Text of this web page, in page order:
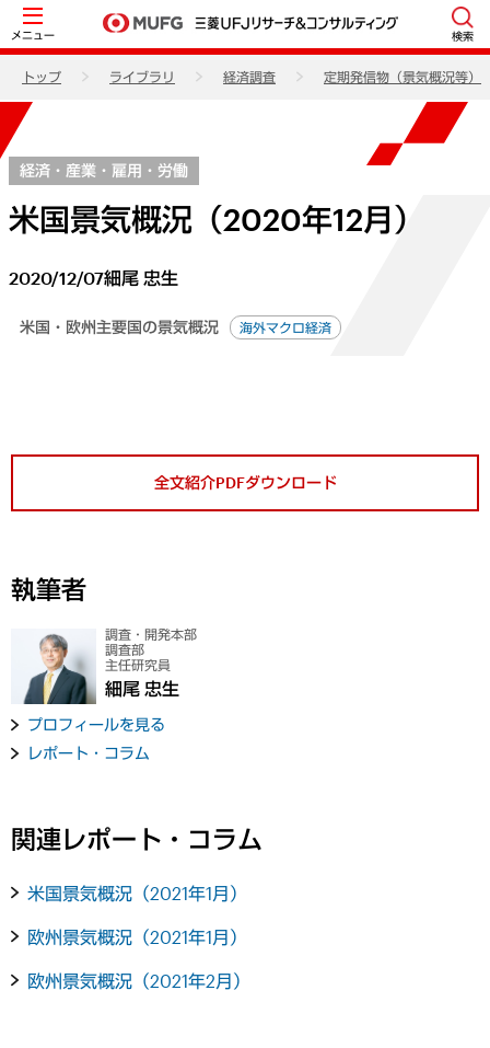
メニュー 検索
トップ ライブラリ 経済調査 定期発信物（景気概況等）
経済・産業・雇用・労働
米国景気概況（2020年12月）
2020/12/07細尾 忠生
米国・欧州主要国の景気概況 海外マクロ経済
全文紹介PDFダウンロード
執筆者
調査・開発本部
調査部
主任研究員
細尾 忠生
プロフィールを見る
レポート・コラム
関連レポート・コラム
米国景気概況（2021年1月）
欧州景気概況（2021年1月）
欧州景気概況（2021年2月）